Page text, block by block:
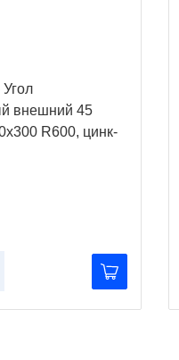
Угол
внешний 45
R600, цинк-